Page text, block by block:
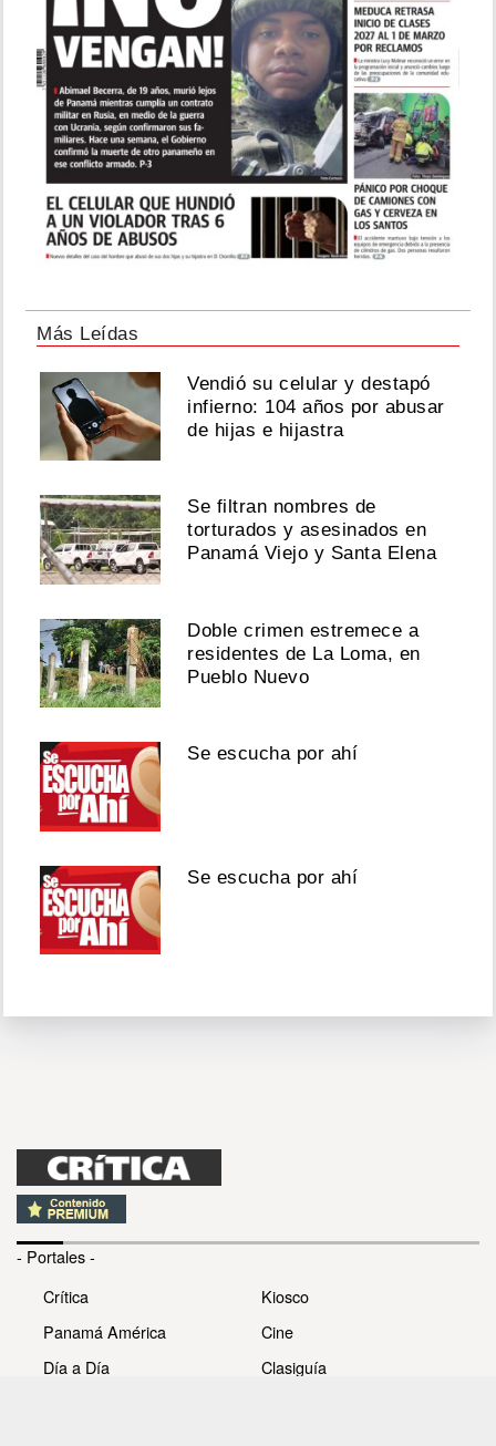
Más Leídas
Vendió su celular y destapó
infierno: 104 años por abusar
de hijas e hijastra
Se filtran nombres de
torturados y asesinados en
Panamá Viejo y Santa Elena
Doble crimen estremece a
residentes de La Loma, en
Pueblo Nuevo
Se escucha por ahí
Se escucha por ahí
- Portales -
Crítica
Panamá América
Día a Día
Kiosco
Cine
Clasiguía